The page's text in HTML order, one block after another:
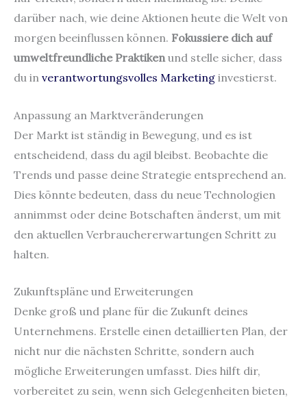
darüber nach, wie deine Aktionen heute die Welt von
morgen beeinflussen können. Fokussiere dich auf
umweltfreundliche Praktikenund stelle sicher, dass
du in verantwortungsvolles Marketing investierst.
Anpassung an Marktveränderungen
Der Markt ist ständig in Bewegung, und es ist
entscheidend, dass du agil bleibst. Beobachte die
Trends und passe deine Strategie entsprechend an.
Dies könnte bedeuten, dass du neue Technologien
annimmst oder deine Botschaften änderst, um mit
den aktuellen Verbrauchererwartungen Schritt zu
halten.
Zukunftspläne und Erweiterungen
Denke groß und plane für die Zukunft deines
Unternehmens. Erstelle einen detaillierten Plan, der
nicht nur die nächsten Schritte, sondern auch
mögliche Erweiterungen umfasst. Dies hilft dir,
vorbereitet zu sein, wenn sich Gelegenheiten bieten,